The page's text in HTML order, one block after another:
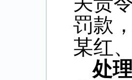
罚款
某红
处